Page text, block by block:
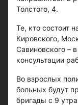
Толстого, 4.
Те, кто состоит
Кировского,
Савиновского –
консультации
Во взрослых
больных будут
бригады с 9